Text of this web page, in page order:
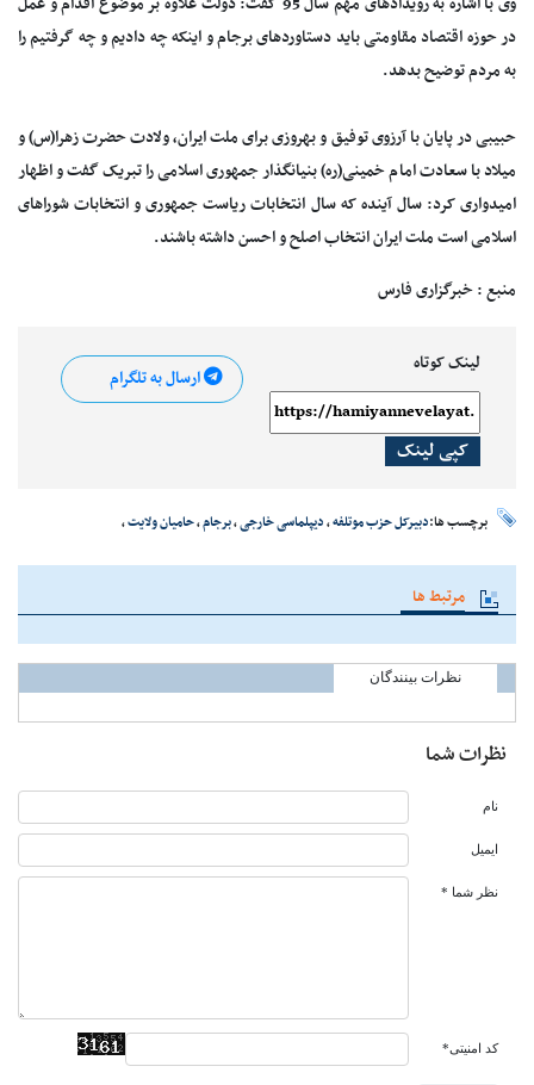
در حوزه اقتصاد مقاومتی باید دستاوردهای برجام و اینکه چه دادیم و چه گرفتیم را
به مردم توضیح بدهد.
حبیبی در پایان با آرزوی توفیق و بهروزی برای ملت ایران، ولادت حضرت زهرا(س) و
میلاد با سعادت امام خمینی(ره) بنیانگذار جمهوری اسلامی را تبریک گفت و اظهار
امیدواری کرد: سال آینده که سال انتخابات ریاست جمهوری و انتخابات شوراهای
اسلامی است ملت ایران انتخاب اصلح و احسن داشته باشند.
منبع : خبرگزاری فارس
لینک کوتاه
کپی لینک
ارسال به تلگرام
برچسب ها:دبیرکل حزب موتلفه،دیپلماسی خارجی،برجام،حامیان ولایت،
مرتبط ها
نظرات بینندگان
نظرات شما
نام
ایمیل
نظر شما *
کد امنیتی*